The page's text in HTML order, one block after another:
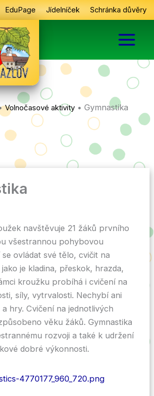
EduPage Jídelníček Schránka důvěry
Volnočasové aktivity • Gymnastika
navštěvuje 21 žáků prvního
všestrannou pohybovou
ovládat své tělo, cvičit na
je kladina, přeskok, hrazda,
kroužku probíhá i cvičení na
síly, vytrvalosti. Nechybí ani
hry. Cvičení na jednotlivých
věku žáků. Gymnastika
rozvoji a také k udržení
dobré výkonnosti.